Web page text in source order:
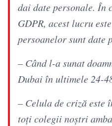
dai date personale. În
GDPR, acest lucru
persoanelor sunt date
– Când l-a sunat
Dubai în ultimele 24-
– Celula de criză este
toți colegii noștri